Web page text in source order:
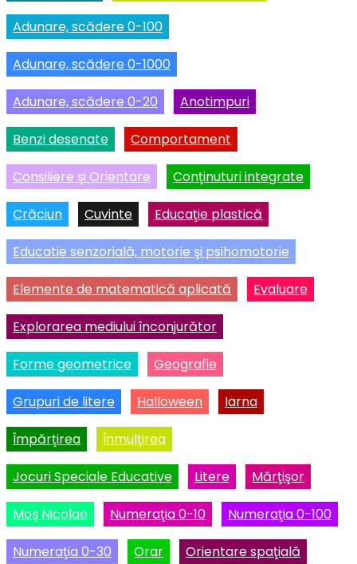
Adunare, scădere 0-100
Adunare, scădere 0-1000
Adunare, scădere 0-20 Anotimpuri
Benzi desenate Comportament
Consiliere şi Orientare Conţinuturi integrate
Crăciun Cuvinte Educaţie plastică
Educatie senzorială, motorie şi psihomotorie
Elemente de matematică aplicată Evaluare
Explorarea mediului înconjurător
Forme geometrice Geografie
Grupuri de litere Halloween Iarna
Împărţirea Înmulţirea
Jocuri Speciale Educative Litere Mărţişor
Moş Nicolae Numeraţia 0-10 Numeraţia 0-100
Numeraţia 0-30 Orar Orientare spaţială